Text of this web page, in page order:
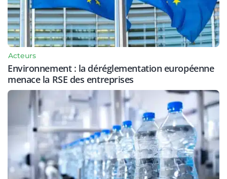
Acteurs
Environnement : la déréglementation européenne
menace la RSE des entreprises